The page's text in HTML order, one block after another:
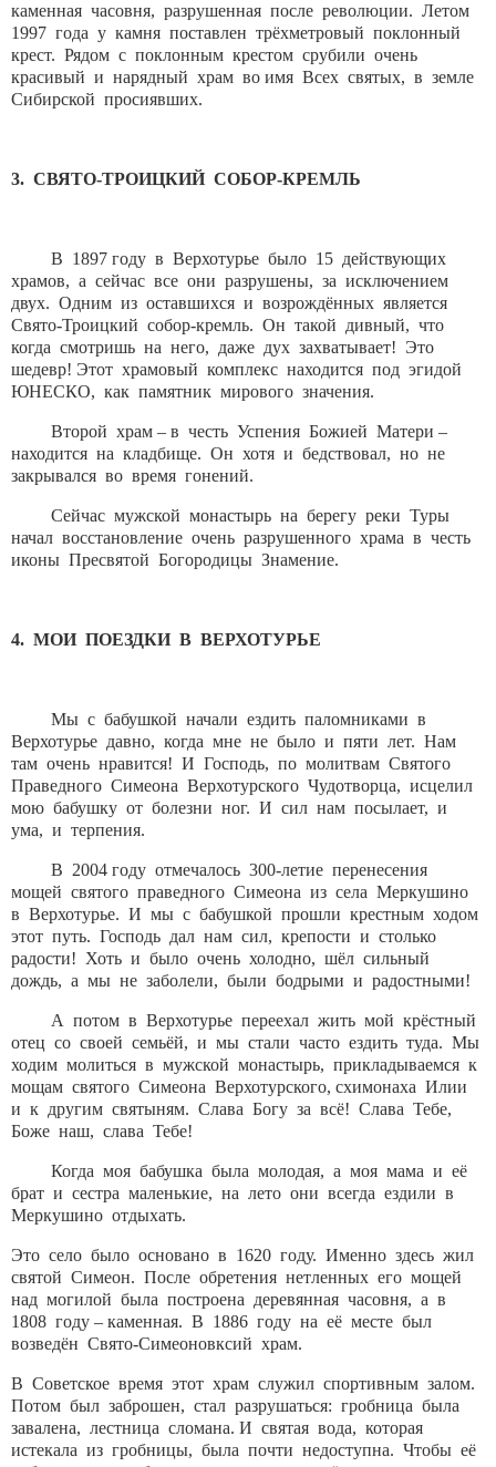
каменная часовня, разрушенная после революции. Летом
1997 года у камня поставлен трёхметровый поклонный
крест. Рядом с поклонным крестом срубили очень
красивый и нарядный храм во имя Всех святых, в земле
Сибирской просиявших.
3. СВЯТО-ТРОИЦКИЙ СОБОР-КРЕМЛЬ
В 1897 году в Верхотурье было 15 действующих
храмов, а сейчас все они разрушены, за исключением
двух. Одним из оставшихся и возрождённых является
Свято-Троицкий собор-кремль. Он такой дивный, что
когда смотришь на него, даже дух захватывает! Это
шедевр! Этот храмовый комплекс находится под эгидой
ЮНЕСКО, как памятник мирового значения.
Второй храм – в честь Успения Божией Матери –
находится на кладбище. Он хотя и бедствовал, но не
закрывался во время гонений.
Сейчас мужской монастырь на берегу реки Туры
начал восстановление очень разрушенного храма в честь
иконы Пресвятой Богородицы Знамение.
4. МОИ ПОЕЗДКИ В ВЕРХОТУРЬЕ
Мы с бабушкой начали ездить паломниками в
Верхотурье давно, когда мне не было и пяти лет. Нам
там очень нравится! И Господь, по молитвам Святого
Праведного Симеона Верхотурского Чудотворца, исцелил
мою бабушку от болезни ног. И сил нам посылает, и
ума, и терпения.
В 2004 году отмечалось 300-летие перенесения
мощей святого праведного Симеона из села Меркушино
в Верхотурье. И мы с бабушкой прошли крестным ходом
этот путь. Господь дал нам сил, крепости и столько
радости! Хоть и было очень холодно, шёл сильный
дождь, а мы не заболели, были бодрыми и радостными!
А потом в Верхотурье переехал жить мой крёстный
отец со своей семьёй, и мы стали часто ездить туда. Мы
ходим молиться в мужской монастырь, прикладываемся к
мощам святого Симеона Верхотурского, схимонаха Илии
и к другим святыням. Слава Богу за всё! Слава Тебе,
Боже наш, слава Тебе!
Когда моя бабушка была молодая, а моя мама и её
брат и сестра маленькие, на лето они всегда ездили в
Меркушино отдыхать.
Это село было основано в 1620 году. Именно здесь жил
святой Симеон. После обретения нетленных его мощей
над могилой была построена деревянная часовня, а в
1808 году – каменная. В 1886 году на её месте был
возведён Свято-Симеоновксий храм.
В Советское время этот храм служил спортивным залом.
Потом был заброшен, стал разрушаться: гробница была
завалена, лестница сломана. И святая вода, которая
истекала из гробницы, была почти недоступна. Чтобы её